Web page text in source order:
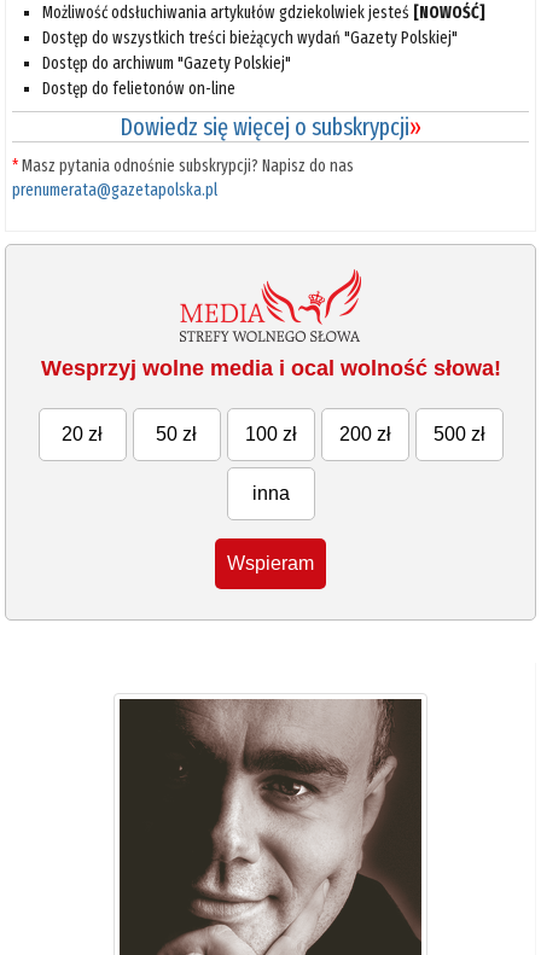
Możliwość odsłuchiwania artykułów gdziekolwiek jesteś [NOWOŚĆ]
Dostęp do wszystkich treści bieżących wydań "Gazety Polskiej"
Dostęp do archiwum "Gazety Polskiej"
Dostęp do felietonów on-line
Dowiedz się więcej o subskrypcji»
*Masz pytania odnośnie subskrypcji? Napisz do nas
prenumerata@gazetapolska.pl
Wesprzyj wolne media i ocal wolność słowa!
20 zł 50 zł 100 zł 200 zł 500 zł
inna
Wspieram